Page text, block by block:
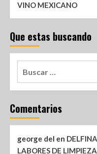
VINO MEXICANO
Que estas buscando
Comentarios
george del en
LABORES DE